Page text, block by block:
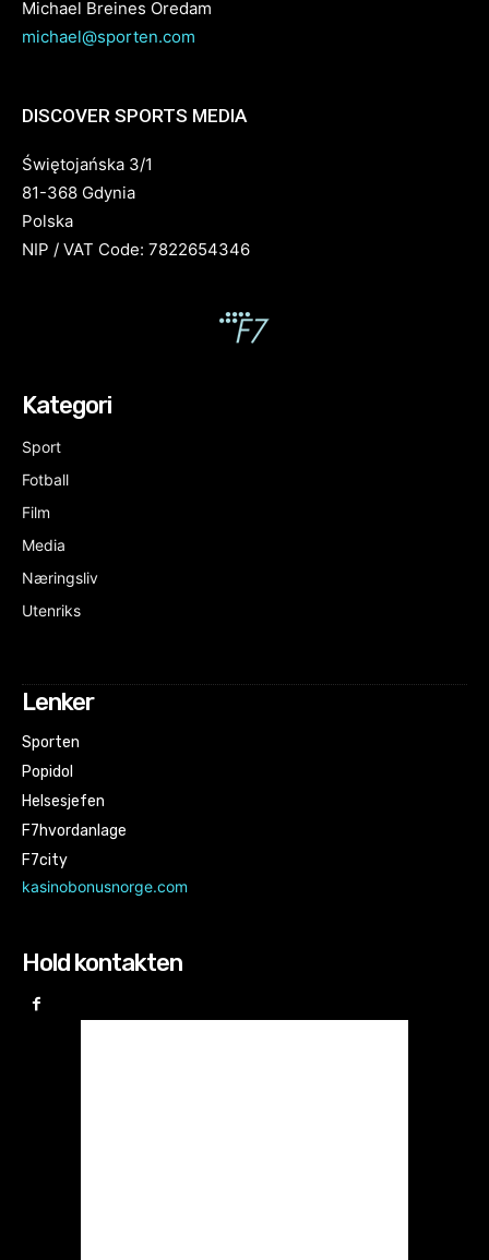
Michael Breines Oredam
michael@sporten.com
DISCOVER SPORTS MEDIA
Świętojańska 3/1
81-368 Gdynia
Polska
NIP / VAT Code: 7822654346
Kategori
Sport
Fotball
Film
Media
Næringsliv
Utenriks
Lenker
Sporten
Popidol
Helsesjefen
F7hvordanlage
F7city
kasinobonusnorge.com
Hold kontakten